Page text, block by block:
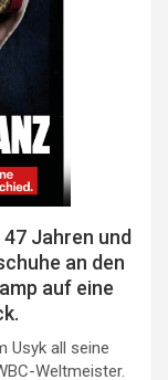
Jahren und
an den
auf eine
Usyk all seine
Weltmeister.